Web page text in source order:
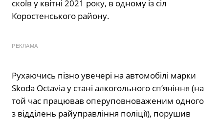
скоїв у квітні 2021 року, в одному із сіл
Коростенського району.
РЕКЛАМА
Рухаючись пізно увечері на автомобілі марки
Skoda Octavіa у стані алкогольного сп’яніння (на
той час працював оперуповноваженим одного
з відділень райуправління поліції), порушив